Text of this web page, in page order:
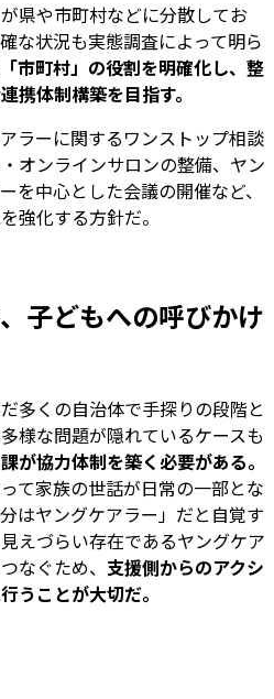
県や市町村などに分散してお
な状況も実態調査によって明ら
市町村」の役割を明確化し、整
携体制構築を目指す。
ラーに関するワンストップ相談
オンラインサロンの整備、ヤン
を中心とした会議の開催など、
強化する方針だ。
子どもへの呼びかけ
多くの自治体で手探りの段階と
様な問題が隠れているケースも
が協力体制を築く必要がある。
て家族の世話が日常の一部とな
はヤングケアラー」だと自覚す
えづらい存在であるヤングケア
なぐため、 支援側からのアクシ
うことが大切だ。